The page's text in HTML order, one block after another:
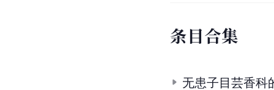
条目合集
无患子目芸香科